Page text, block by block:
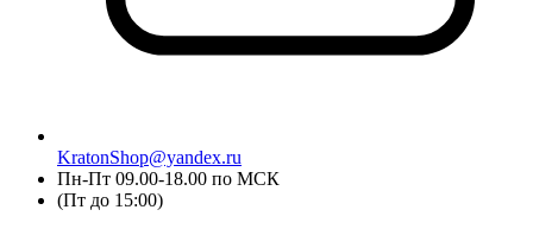
KratonShop@yandex.ru
Пн-Пт 09.00-18.00 по МСК
(Пт до 15:00)